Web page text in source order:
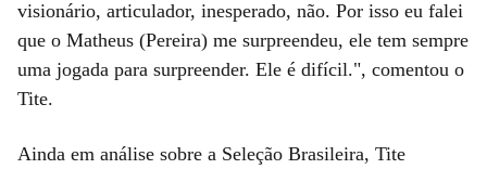
visionário, articulador, inesperado, não. Por isso eu falei
que o Matheus (Pereira) me surpreendeu, ele tem sempre
uma jogada para surpreender. Ele é difícil.", comentou o
Tite.
Ainda em análise sobre a Seleção Brasileira, Tite